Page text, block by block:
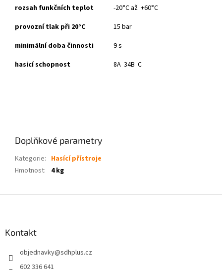
rozsah funkčních teplot
-20°C až +60°C
provozní tlak při 20°C
15 bar
minimální doba činnosti
9 s
hasicí schopnost
8A 34B C
Doplňkové parametry
Kategorie: Hasící přístroje
Hmotnost: 4 kg
Kontakt
objednavky@sdhplus.cz
602 336 641